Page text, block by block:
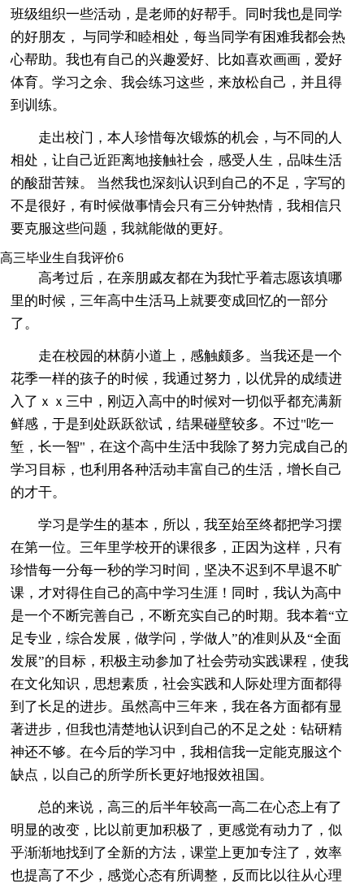
班级组织一些活动，是老师的好帮手。同时我也是同学
的好朋友， 与同学和睦相处，每当同学有困难我都会热
心帮助。我也有自己的兴趣爱好、比如喜欢画画，爱好
体育。学习之余、我会练习这些，来放松自己，并且得
到训练。
走出校门，本人珍惜每次锻炼的机会，与不同的人
相处，让自己近距离地接触社会，感受人生，品味生活
的酸甜苦辣。 当然我也深刻认识到自己的不足，字写的
不是很好，有时候做事情会只有三分钟热情，我相信只
要克服这些问题，我就能做的更好。
高三毕业生自我评价6
高考过后，在亲朋戚友都在为我忙乎着志愿该填哪
里的时候，三年高中生活马上就要变成回忆的一部分
了。
走在校园的林荫小道上，感触颇多。当我还是一个
花季一样的孩子的时候，我通过努力，以优异的成绩进
入了ｘｘ三中，刚迈入高中的时候对一切似乎都充满新
鲜感，于是到处跃跃欲试，结果碰壁较多。不过"吃一
堑，长一智"，在这个高中生活中我除了努力完成自己的
学习目标，也利用各种活动丰富自己的生活，增长自己
的才干。
学习是学生的基本，所以，我至始至终都把学习摆
在第一位。三年里学校开的课很多，正因为这样，只有
珍惜每一分每一秒的学习时间，坚决不迟到不早退不旷
课，才对得住自己的高中学习生涯！同时，我认为高中
是一个不断完善自己，不断充实自己的时期。我本着“立
足专业，综合发展，做学问，学做人”的准则从及“全面
发展”的目标，积极主动参加了社会劳动实践课程，使我
在文化知识，思想素质，社会实践和人际处理方面都得
到了长足的进步。虽然高中三年来，我在各方面都有显
著进步，但我也清楚地认识到自己的不足之处：钻研精
神还不够。在今后的学习中，我相信我一定能克服这个
缺点，以自己的所学所长更好地报效祖国。
总的来说，高三的后半年较高一高二在心态上有了
明显的改变，比以前更加积极了，更感觉有动力了，似
乎渐渐地找到了全新的方法，课堂上更加专注了，效率
也提高了不少，感觉心态有所调整，反而比以往从心理